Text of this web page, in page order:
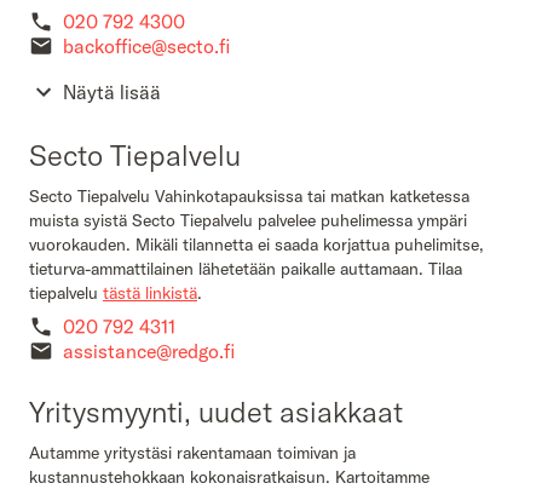
020 792 4300
backoffice@secto.fi
Näytä lisää
Secto Tiepalvelu
Secto Tiepalvelu Vahinkotapauksissa tai matkan katketessa
muista syistä Secto Tiepalvelu palvelee puhelimessa ympäri
vuorokauden. Mikäli tilannetta ei saada korjattua puhelimitse,
tieturva-ammattilainen lähetetään paikalle auttamaan. Tilaa
tiepalvelu tästä linkistä.
020 792 4311
assistance@redgo.fi
Yritysmyynti, uudet asiakkaat
Autamme yritystäsi rakentamaan toimivan ja
kustannustehokkaan kokonaisratkaisun. Kartoitamme